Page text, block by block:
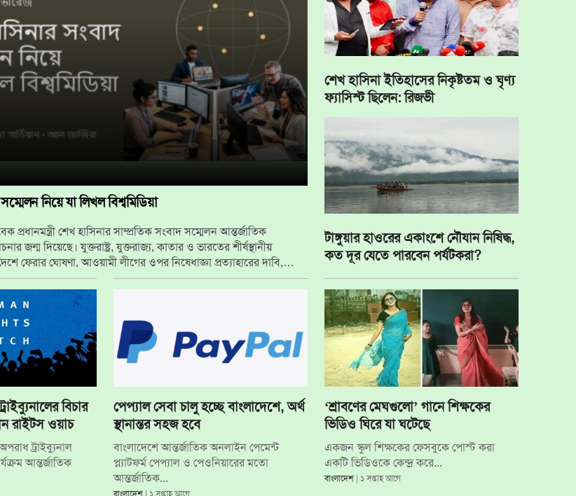
শেখ হাসিনা ইতিহাসের নিকৃষ্টতম ও ঘৃণ্য
ফ্যাসিস্ট ছিলেন: রিজভী
টাঙ্গুয়ার হাওরের একাংশে নৌযান নিষিদ্ধ,
কত দূর যেতে পারবেন পর্যটকরা?
নিয়ে যা লিখল বিশ্বমিডিয়া
প্রধানমন্ত্রী শেখ হাসিনার সাম্প্রতিক সংবাদ সম্মেলন আন্তর্জাতিক
জন্ম দিয়েছে। যুক্তরাষ্ট্র, যুক্তরাজ্য, কাতার ও ভারতের শীর্ষস্থানীয়
ফেরার ঘোষণা, আওয়ামী লীগের ওপর নিষেধাজ্ঞা প্রত্যাহারের দাবি,
এবং ভারত-বাংলাদেশ সম্পর্কের কূটনৈতিক প্রভাবকে...
বিচার
রাইটস ওয়াচ
ট্রাইব্যুনাল
আন্তর্জাতিক
পেপ্যাল সেবা চালু হচ্ছে বাংলাদেশে, অর্থ
স্থানান্তর সহজ হবে
বাংলাদেশে আন্তর্জাতিক অনলাইন পেমেন্ট
প্ল্যাটফর্ম পেপ্যাল ও পেওনিয়ারের মতো
আন্তর্জাতিক...
‘শ্রাবণের মেঘগুলো’ গানে শিক্ষকের
ভিডিও ঘিরে যা ঘটেছে
একজন স্কুল শিক্ষকের ফেসবুকে পোস্ট করা
একটি ভিডিওকে কেন্দ্র করে...
বাংলাদেশ | ১ সপ্তাহ আগে